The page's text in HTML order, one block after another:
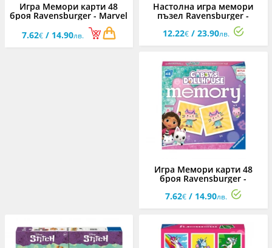
Игра Мемори карти 48
броя Ravensburger - Marvel
7.62€/ 14.90лв.
Настолна игра мемори
пъзел Ravensburger -
Животни край езерото
12.22€/ 23.90лв.
Игра Мемори карти 48
броя Ravensburger -
Gabby's Dollhouse
7.62€/ 14.90лв.